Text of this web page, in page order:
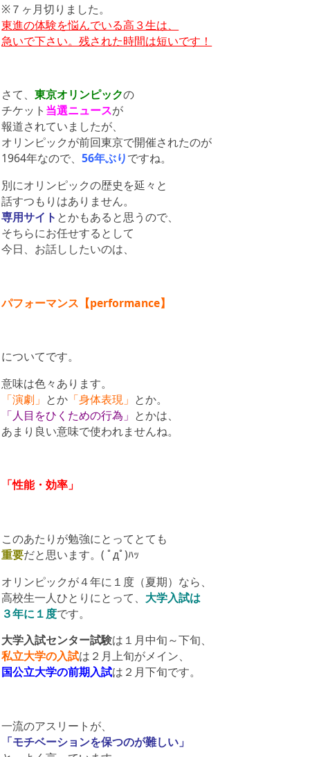
※７ヶ月切りました。
東進の体験を悩んでいる高３生は、
急いで下さい。残された時間は短いです！
さて、東京オリンピックの
チケット 当選ニュースが
報道されていましたが、
オリンピックが前回東京で開催されたのが
1964年なので、56年ぶりですね。
別にオリンピックの歴史を延々と
話すつもりはありません。
専用サイト とかもあると思うので、
そちらにお任せするとして
今日、お話ししたいのは、
パフォーマンス【performance】
についてです。
意味は色々あります。
「演劇」 とか 「身体表現」 とか。
「人目をひくための行為」 とかは、
あまり良い意味で使われませんね。
「性能・効率」
このあたりが勉強にとってとても
重要だと思います。( ﾟдﾟ)ﾊｯ
オリンピックが４年に１度（夏期）なら、
高校生一人ひとりにとって、 大学入試は
３年に１度です。
大学入試センター試験は１月中旬～下旬、
私立大学の入試は２月上旬がメイン、
国公立大学の前期入試は２月下旬です。
一流のアスリートが、
「モチベーションを保つのが難しい」